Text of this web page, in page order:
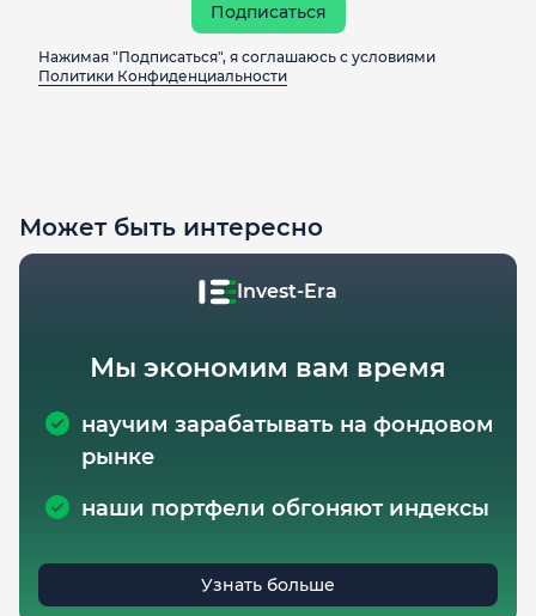
Подписаться
Нажимая "Подписаться", я соглашаюсь с условиями
Политики Конфиденциальности
Может быть интересно
Invest-Era
Мы экономим вам время
научим зарабатывать на фондовом
рынке
наши портфели обгоняют индексы
Узнать больше